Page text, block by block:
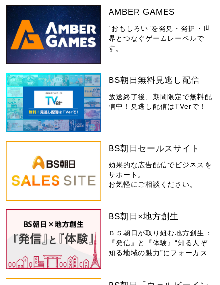
AMBER GAMES
“おもしろい”を発見・発掘・世
界とつなぐゲームレーベルで
す。
BS朝日無料見逃し配信
放送終了後、期間限定で無料配
信中！見逃し配信はTVerで！
BS朝日セールスサイト
効果的な広告配信でビジネスを
サポート。
お気軽にご相談ください。
BS朝日×地方創生
ＢＳ朝日が取り組む地方創生：
『発信』と『体験』“知る人ぞ
知る地域の魅力”にフォーカス